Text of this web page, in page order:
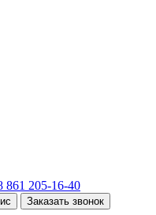
861 205-16-40
Заказать звонок